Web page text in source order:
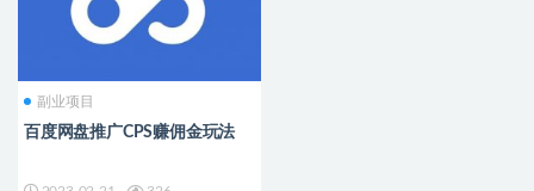
副业项目
百度网盘推广CPS赚佣金玩法